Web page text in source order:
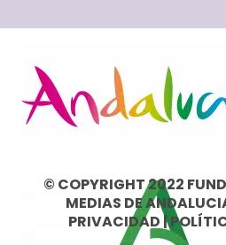
© COPYRIGHT 2022
MEDIAS DE
PRIVACIDAD|